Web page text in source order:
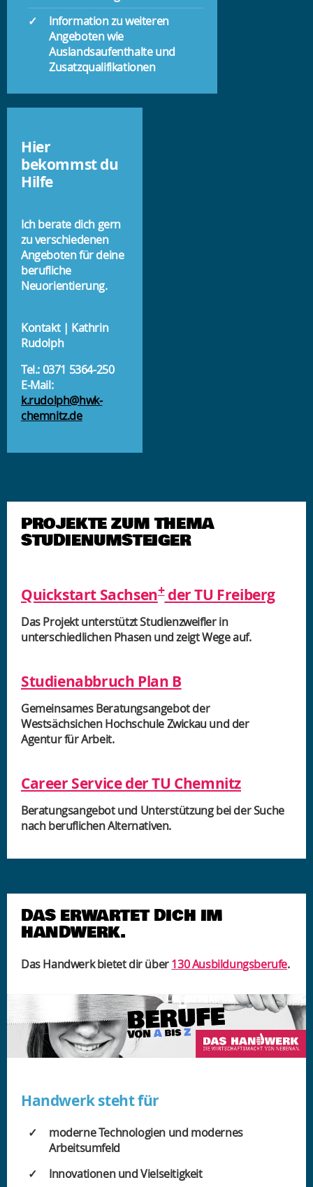
Information zu weiteren
Angeboten wie
Auslandsaufenthalte und
Zusatzqualifikationen
Hier
bekommst du
Hilfe
Ich berate dich gern
zu verschiedenen
Angeboten für deine
berufliche
Neuorientierung.
Kontakt | Kathrin
Rudolph
Tel.: 0371 5364-250
E-Mail:
k.rudolph@hwk-
chemnitz.de
PROJEKTE ZUM THEMA
STUDIENUMSTEIGER
Quickstart Sachsen+der TU Freiberg
Das Projekt unterstützt Studienzweifler in
unterschiedlichen Phasen und zeigt Wege auf.
Studienabbruch Plan B
Gemeinsames Beratungsangebot der
Westsächsichen Hochschule Zwickau und der
Agentur für Arbeit.
Career Service der TU Chemnitz
Beratungsangebot und Unterstützung bei der Suche
nach beruflichen Alternativen.
DAS ERWARTET DICH IM
HANDWERK.
Das Handwerk bietet dir über130 Ausbildungsberufe.
Handwerk steht für
moderne Technologien und modernes
Arbeitsumfeld
Innovationen und Vielseitigkeit